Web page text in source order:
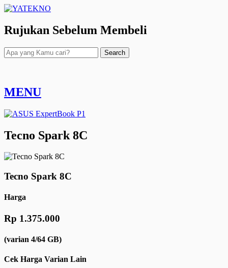
Rujukan Sebelum Membeli
Search
MENU
Tecno Spark 8C
Tecno Spark 8C
Harga
Rp 1.375.000
(varian 4/64 GB)
Cek Harga Varian Lain